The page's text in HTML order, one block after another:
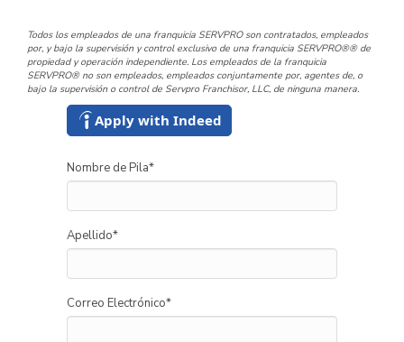
Todos los empleados de una franquicia SERVPRO son contratados, empleados
por, y bajo la supervisión y control exclusivo de una franquicia SERVPRO®® de
propiedad y operación independiente. Los empleados de la franquicia
SERVPRO® no son empleados, empleados conjuntamente por, agentes de, o
bajo la supervisión o control de Servpro Franchisor, LLC, de ninguna manera.
Apply with Indeed
Nombre de Pila*
Apellido*
Correo Electrónico*